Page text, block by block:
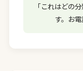
「これはどの
す。お